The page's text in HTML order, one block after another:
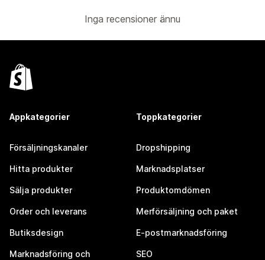
Inga recensioner ännu
Appkategorier
Försäljningskanaler
Hitta produkter
Sälja produkter
Order och leverans
Butiksdesign
Marknadsföring och
Toppkategorier
Dropshipping
Marknadsplatser
Produktomdömen
Merförsäljning och paket
E-postmarknadsföring
SEO